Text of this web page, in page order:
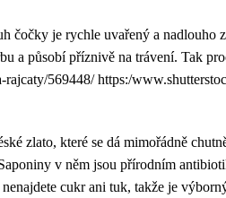
čočky je rychle uvařený a
a působí příznivě na trávení. Tak
569448/ https:/
zlato, které se dá mimořádně
v něm jsou přírodním
cukr ani tuk, takže je